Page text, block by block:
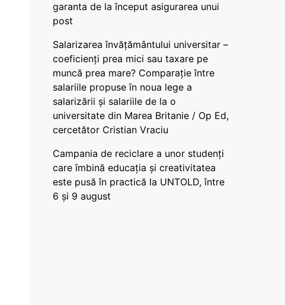
garanta de la început asigurarea unui
post
Salarizarea învățământului universitar –
coeficienți prea mici sau taxare pe
muncă prea mare? Comparație între
salariile propuse în noua lege a
salarizării și salariile de la o
universitate din Marea Britanie / Op Ed,
cercetător Cristian Vraciu
Campania de reciclare a unor studenți
care îmbină educația și creativitatea
este pusă în practică la UNTOLD, între
6 și 9 august